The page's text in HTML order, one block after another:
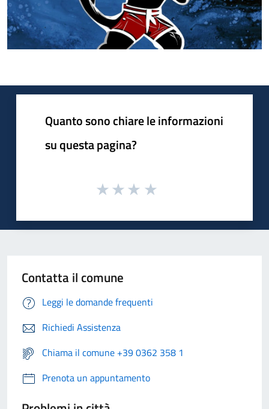
Quanto sono chiare le informazioni
su questa pagina?
Contatta il comune
Leggi le domande frequenti
Richiedi Assistenza
Chiama il comune +39 0362 358 1
Prenota un appuntamento